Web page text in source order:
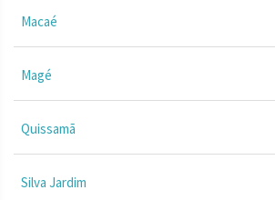
Macaé
Magé
Quissamã
Silva Jardim